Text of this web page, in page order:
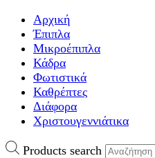
Αρχική
Έπιπλα
Μικροέπιπλα
Κάδρα
Φωτιστικά
Καθρέπτες
Διάφορα
Χριστουγεννιάτικα
Products search